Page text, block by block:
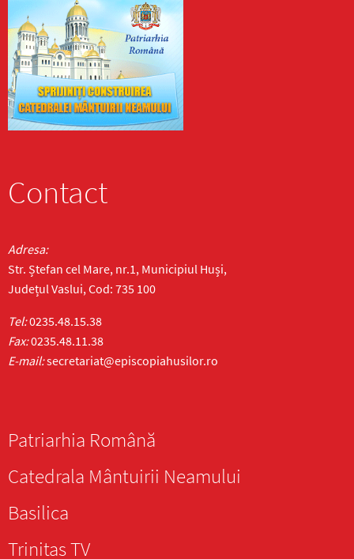
Contact
Adresa:
Str. Ștefan cel Mare, nr.1, Municipiul Huși,
Județul Vaslui, Cod: 735 100
Tel:0235.48.15.38
Fax:0235.48.11.38
E-mail:secretariat@episcopiahusilor.ro
Patriarhia Română
Catedrala Mântuirii Neamului
Basilica
Trinitas TV